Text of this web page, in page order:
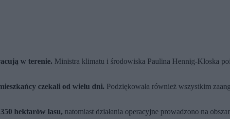
w terenie. Ministra klimatu i środowiska Paulina Hennig-Kloska
czekali od wielu dni. Podziękowała również wszystkim
350 hektarów lasu, natomiast działania operacyjne prowadzono na